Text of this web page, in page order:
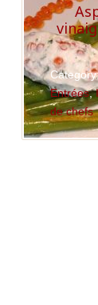
Entrées,
de chefs